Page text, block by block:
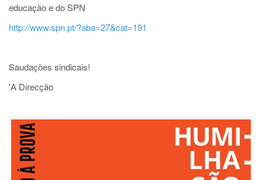
educação e do SPN
http://www.spn.pt/?aba=27&cat=191
Saudações sindicais!
'A Direcção